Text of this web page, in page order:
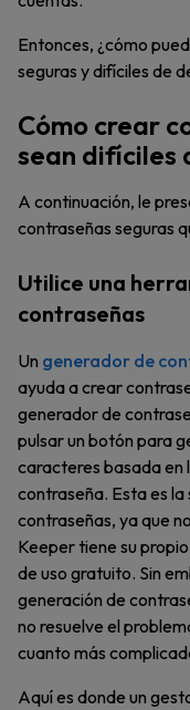
Entonces, ¿cómo
seguras y difíciles de
Cómo crear
sean difíciles
A continuación, le
contraseñas seguras
Utilice una
contraseñas
Un generador de
ayuda a crear
generador de
pulsar un botón para
caracteres basada en
contraseña. Esta es
contraseñas, ya que
Keeper tiene su propio
de uso gratuito. Sin
generación de
no resuelve el
cuanto más
Aquí es donde un